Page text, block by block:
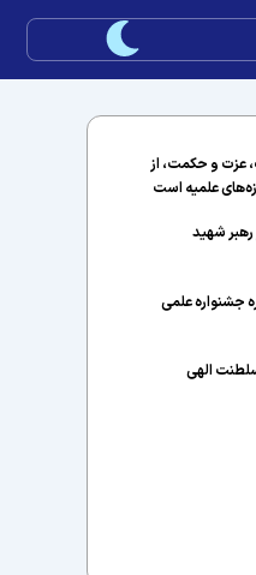
عزت و حکمت، از
علمیه است
رهبر شهید
جشنواره علمی
الهی